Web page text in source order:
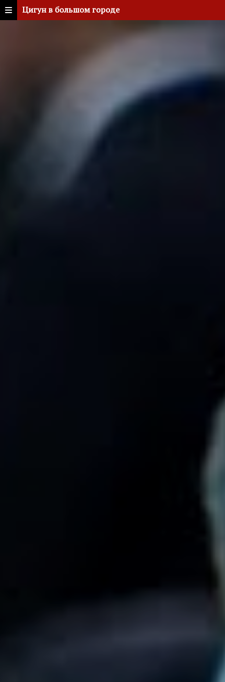
Цигун в большом городе